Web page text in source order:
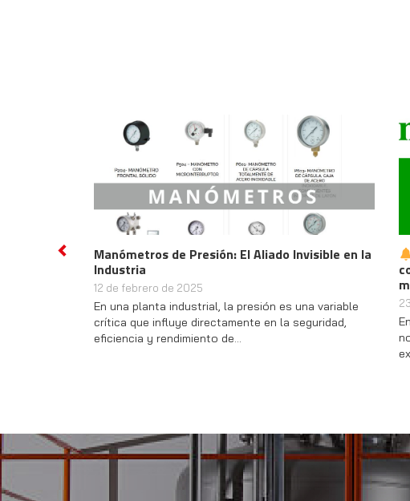
en
el secado
Descubre las Innovaciones de Meciberia en
Hidrógeno y Nuestra Nueva Sede en Madrid
2 de octubre de 2024
¡Bienvenidos a un nuevo capítulo en Meciberia!
pasado jueves, celebramos un evento muy especial
en nuestra empresa: la…
Previous